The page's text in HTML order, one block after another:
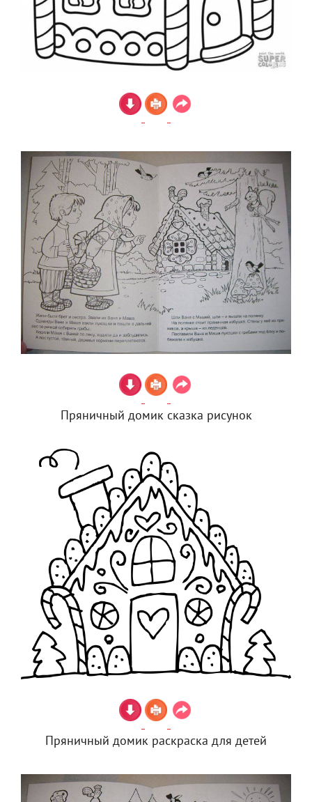
Пряничный домик сказка рисунок
Пряничный домик раскраска для детей